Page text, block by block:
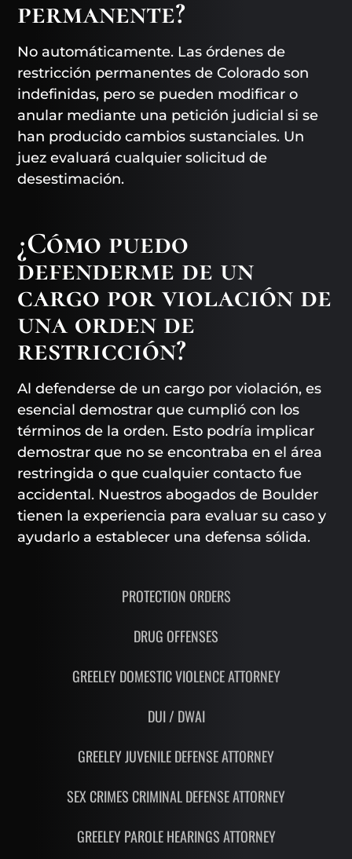
permanente?
No automáticamente. Las órdenes de
restricción permanentes de Colorado son
indefinidas, pero se pueden modificar o
anular mediante una petición judicial si se
han producido cambios sustanciales. Un
juez evaluará cualquier solicitud de
desestimación.
¿Cómo puedo
defenderme de un
cargo por violación de
una orden de
restricción?
Al defenderse de un cargo por violación, es
esencial demostrar que cumplió con los
términos de la orden. Esto podría implicar
demostrar que no se encontraba en el área
restringida o que cualquier contacto fue
accidental. Nuestros abogados de Boulder
tienen la experiencia para evaluar su caso y
ayudarlo a establecer una defensa sólida.
PROTECTION ORDERS
DRUG OFFENSES
GREELEY DOMESTIC VIOLENCE ATTORNEY
DUI / DWAI
GREELEY JUVENILE DEFENSE ATTORNEY
SEX CRIMES CRIMINAL DEFENSE ATTORNEY
GREELEY PAROLE HEARINGS ATTORNEY